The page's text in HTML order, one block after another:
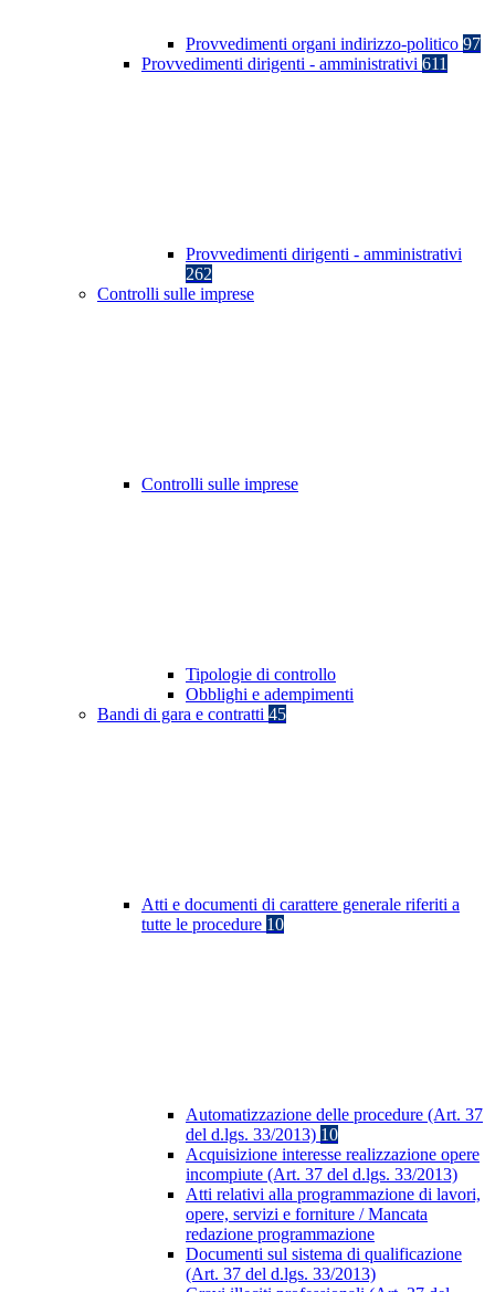
Provvedimenti organi indirizzo-politico 97
Provvedimenti dirigenti - amministrativi 611
Provvedimenti dirigenti - amministrativi
262
Controlli sulle imprese
Controlli sulle imprese
Tipologie di controllo
Obblighi e adempimenti
Bandi di gara e contratti 45
Atti e documenti di carattere generale riferiti a
tutte le procedure 10
Automatizzazione delle procedure (Art. 37
del d.lgs. 33/2013) 10
Acquisizione interesse realizzazione opere
incompiute (Art. 37 del d.lgs. 33/2013)
Atti relativi alla programmazione di lavori,
opere, servizi e forniture / Mancata
redazione programmazione
Documenti sul sistema di qualificazione
(Art. 37 del d.lgs. 33/2013)